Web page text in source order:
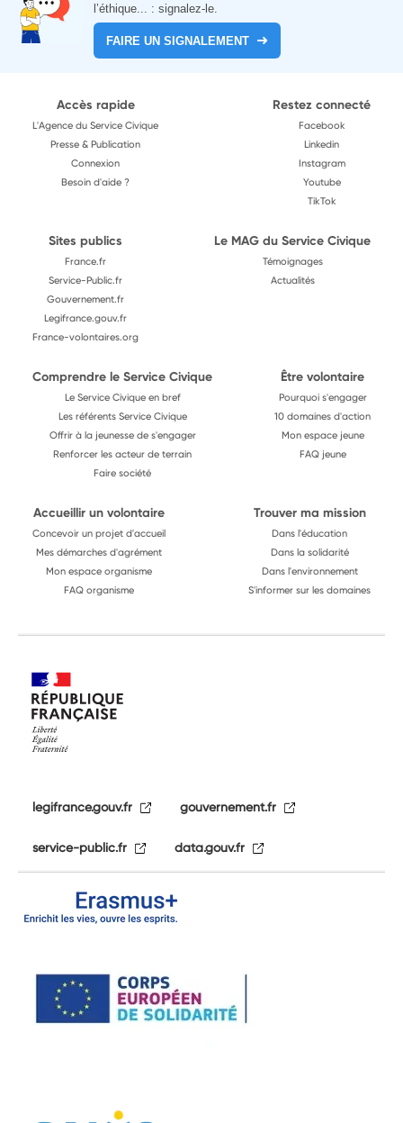
l’éthique... : signalez-le.
FAIRE UN SIGNALEMENT
Accès rapide
L'Agence du Service Civique
Presse & Publication
Connexion
Besoin d'aide ?
Restez connecté
Facebook
Linkedin
Instagram
Youtube
TikTok
Sites publics
France.fr
Service-Public.fr
Gouvernement.fr
Legifrance.gouv.fr
France-volontaires.org
Le MAG du Service Civique
Témoignages
Actualités
Comprendre le Service Civique
Le Service Civique en bref
Les référents Service Civique
Offrir à la jeunesse de s'engager
Renforcer les acteur de terrain
Faire société
Être volontaire
Pourquoi s'engager
10 domaines d'action
Mon espace jeune
FAQ jeune
Accueillir un volontaire
Concevoir un projet d'accueil
Mes démarches d'agrément
Mon espace organisme
FAQ organisme
Trouver ma mission
Dans l'éducation
Dans la solidarité
Dans l'environnement
S'informer sur les domaines
legifrance.gouv.fr gouvernement.fr
service-public.fr data.gouv.fr